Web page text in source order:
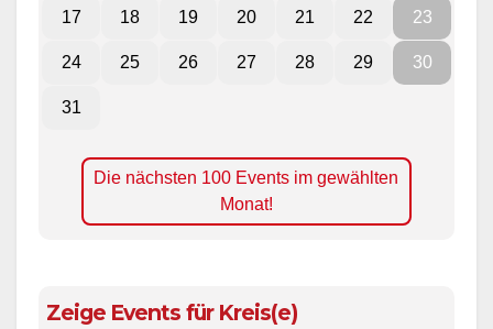
17 18 19 20 21 22 23
24 25 26 27 28 29 30
31
Die nächsten 100 Events im gewählten
Monat!
Zeige Events für Kreis(e)